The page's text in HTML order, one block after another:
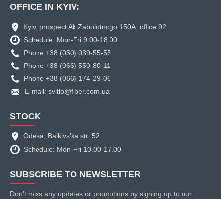
OFFICE IN KYIV:
Kyiv, prospect Ak.Zabolotnogo 150A, office 92
Schedule: Mon-Fri 9.00-18.00
Phone +38 (050) 039-55-55
Phone +38 (066) 550-80-11
Phone +38 (066) 174-29-06
E-mail: svitlo@fiber.com.ua
STOCK
Odesa, Balkivs'ka str. 52
Schedule: Mon-Fri 10.00-17.00
SUBSCRIBE TO NEWSLETTER
Don't miss any updates or promotions by signing up to our